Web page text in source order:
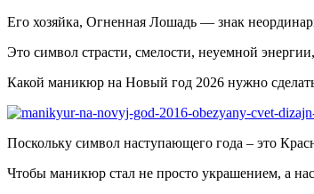
Его хозяйка, Огненная Лошадь — знак
Это символ страсти, смелости, неуемной
Какой маникюр на Новый год 2026 нужно
Поскольку символ наступающего года – это
Чтобы маникюр стал не просто украшением, а